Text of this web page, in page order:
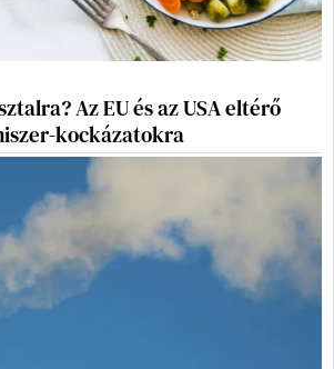
Az EU és az USA eltérő
kockázatokra